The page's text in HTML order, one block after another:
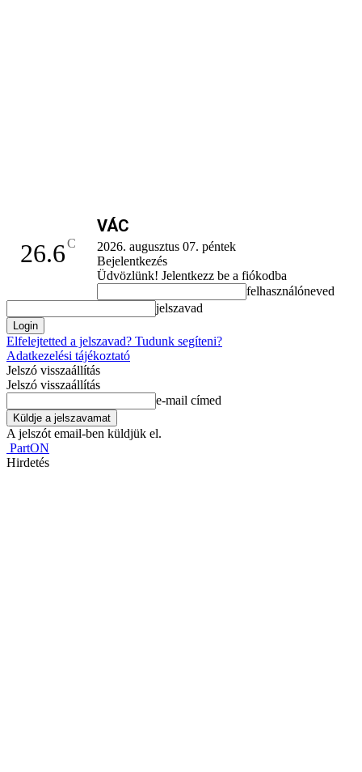
26.6C
VÁC
2026. augusztus 07. péntek
Bejelentkezés
Üdvözlünk! Jelentkezz be a fiókodba
felhasználóneved
jelszavad
Elfelejtetted a jelszavad? Tudunk segíteni?
Adatkezelési tájékoztató
Jelszó visszaállítás
Jelszó visszaállítás
e-mail címed
A jelszót email-ben küldjük el.
PartON
Hirdetés